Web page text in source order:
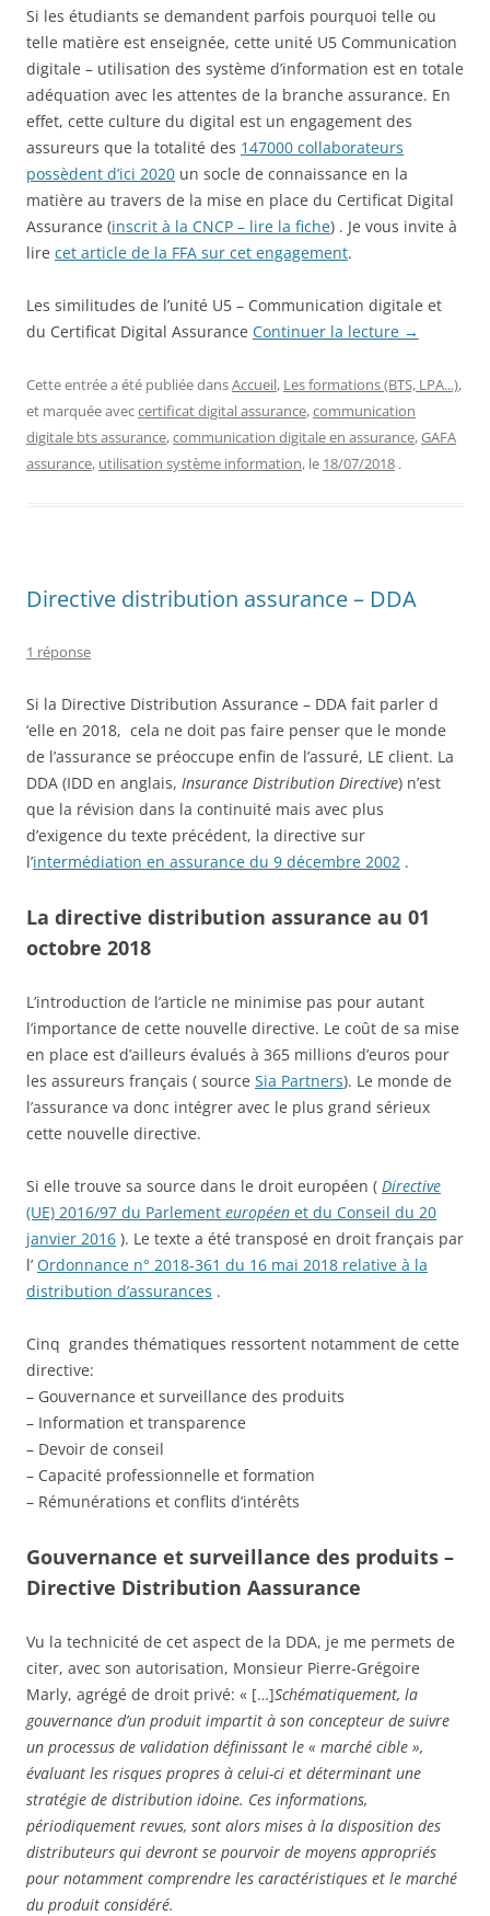
Si les étudiants se demandent parfois pourquoi telle ou
telle matière est enseignée, cette unité U5 Communication
digitale – utilisation des système d’information est en totale
adéquation avec les attentes de la branche assurance. En
effet, cette culture du digital est un engagement des
assureurs que la totalité des 147000 collaborateurs
possèdent d’ici 2020 un socle de connaissance en la
matière au travers de la mise en place du Certificat Digital
Assurance (inscrit à la CNCP – lire la fiche) . Je vous invite à
lire cet article de la FFA sur cet engagement.
Les similitudes de l’unité U5 – Communication digitale et
du Certificat Digital Assurance Continuer la lecture →
Cette entrée a été publiée dansAccueil, Les formations (BTS, LPA...),
et marquée aveccertificat digital assurance,communication
digitale bts assurance,communication digitale en assurance,GAFA
assurance, utilisation système information, le 18/07/2018 .
Directive distribution assurance – DDA
1 réponse
Si la Directive Distribution Assurance – DDA fait parler d
‘elle en 2018, cela ne doit pas faire penser que le monde
de l’assurance se préoccupe enfin de l’assuré, LE client. La
DDA (IDD en anglais, Insurance Distribution Directive) n’est
que la révision dans la continuité mais avec plus
d’exigence du texte précédent, la directive sur
l’intermédiation en assurance du 9 décembre 2002 .
La directive distribution assurance au 01
octobre 2018
L’introduction de l’article ne minimise pas pour autant
l’importance de cette nouvelle directive. Le coût de sa mise
en place est d’ailleurs évalués à 365 millions d’euros pour
les assureurs français ( source Sia Partners). Le monde de
l’assurance va donc intégrer avec le plus grand sérieux
cette nouvelle directive.
Si elle trouve sa source dans le droit européen ( Directive
(UE) 2016/97 du Parlement européen et du Conseil du 20
janvier 2016 ). Le texte a été transposé en droit français par
l’ Ordonnance n° 2018-361 du 16 mai 2018 relative à la
distribution d’assurances .
Cinq grandes thématiques ressortent notamment de cette
directive:
– Gouvernance et surveillance des produits
– Information et transparence
– Devoir de conseil
– Capacité professionnelle et formation
– Rémunérations et conflits d’intérêts
Gouvernance et surveillance des produits –
Directive Distribution Aassurance
Vu la technicité de cet aspect de la DDA, je me permets de
citer, avec son autorisation, Monsieur Pierre-Grégoire
Marly, agrégé de droit privé: « […]Schématiquement, la
gouvernance d’un produit impartit à son concepteur de suivre
un processus de validation définissant le « marché cible »,
évaluant les risques propres à celui-ci et déterminant une
stratégie de distribution idoine. Ces informations,
périodiquement revues, sont alors mises à la disposition des
distributeurs qui devront se pourvoir de moyens appropriés
pour notamment comprendre les caractéristiques et le marché
du produit considéré.